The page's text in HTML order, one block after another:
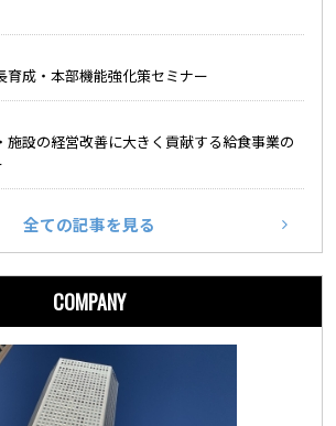
育成・本部機能強化策セミナー
施設の経営改善に大きく貢献する給食事業の
全ての記事を見る
COMPANY